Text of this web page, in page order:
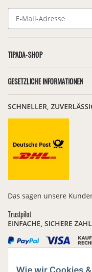
TIPADA-SHOP
GESETZLICHE INFORMATIONEN
SCHNELLER,
Das sagen unsere
Trustpilot
EINFACHE, SICHERE